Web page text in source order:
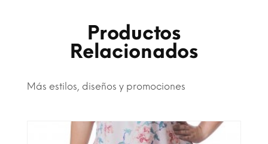
Productos
Relacionados
Más estilos, diseños y promociones